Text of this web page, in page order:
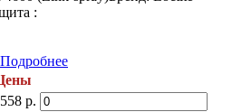
:
Подробнее
р.